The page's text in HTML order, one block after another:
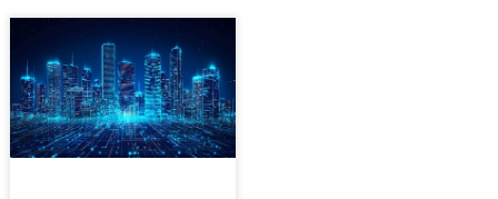
现问题时，往往已
经“木已成舟”，补救起
来伤筋动骨。问题出在
哪?传统管理模式下，
成本数据就像散落在一
座巨大工地各处的螺丝
钉，你隐约知道它们在